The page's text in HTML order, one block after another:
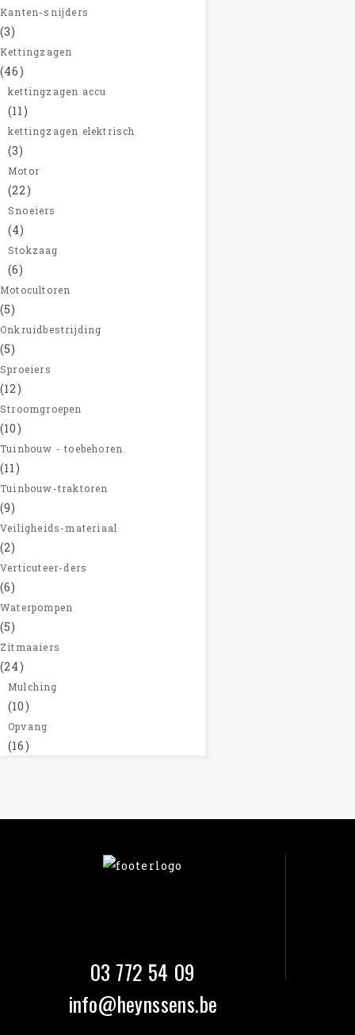
Kanten-snijders
(3)
Kettingzagen
(46)
kettingzagen accu
(11)
kettingzagen elektrisch
(3)
Motor
(22)
Snoeiers
(4)
Stokzaag
(6)
Motocultoren
(5)
Onkruidbestrijding
(5)
Sproeiers
(12)
Stroomgroepen
(10)
Tuinbouw - toebehoren
(11)
Tuinbouw-traktoren
(9)
Veiligheids-materiaal
(2)
Verticuteer-ders
(6)
Waterpompen
(5)
Zitmaaiers
(24)
Mulching
(10)
Opvang
(16)
03 772 54 09
info@heynssens.be